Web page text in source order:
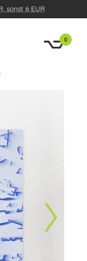
sonst 6 EUR
0